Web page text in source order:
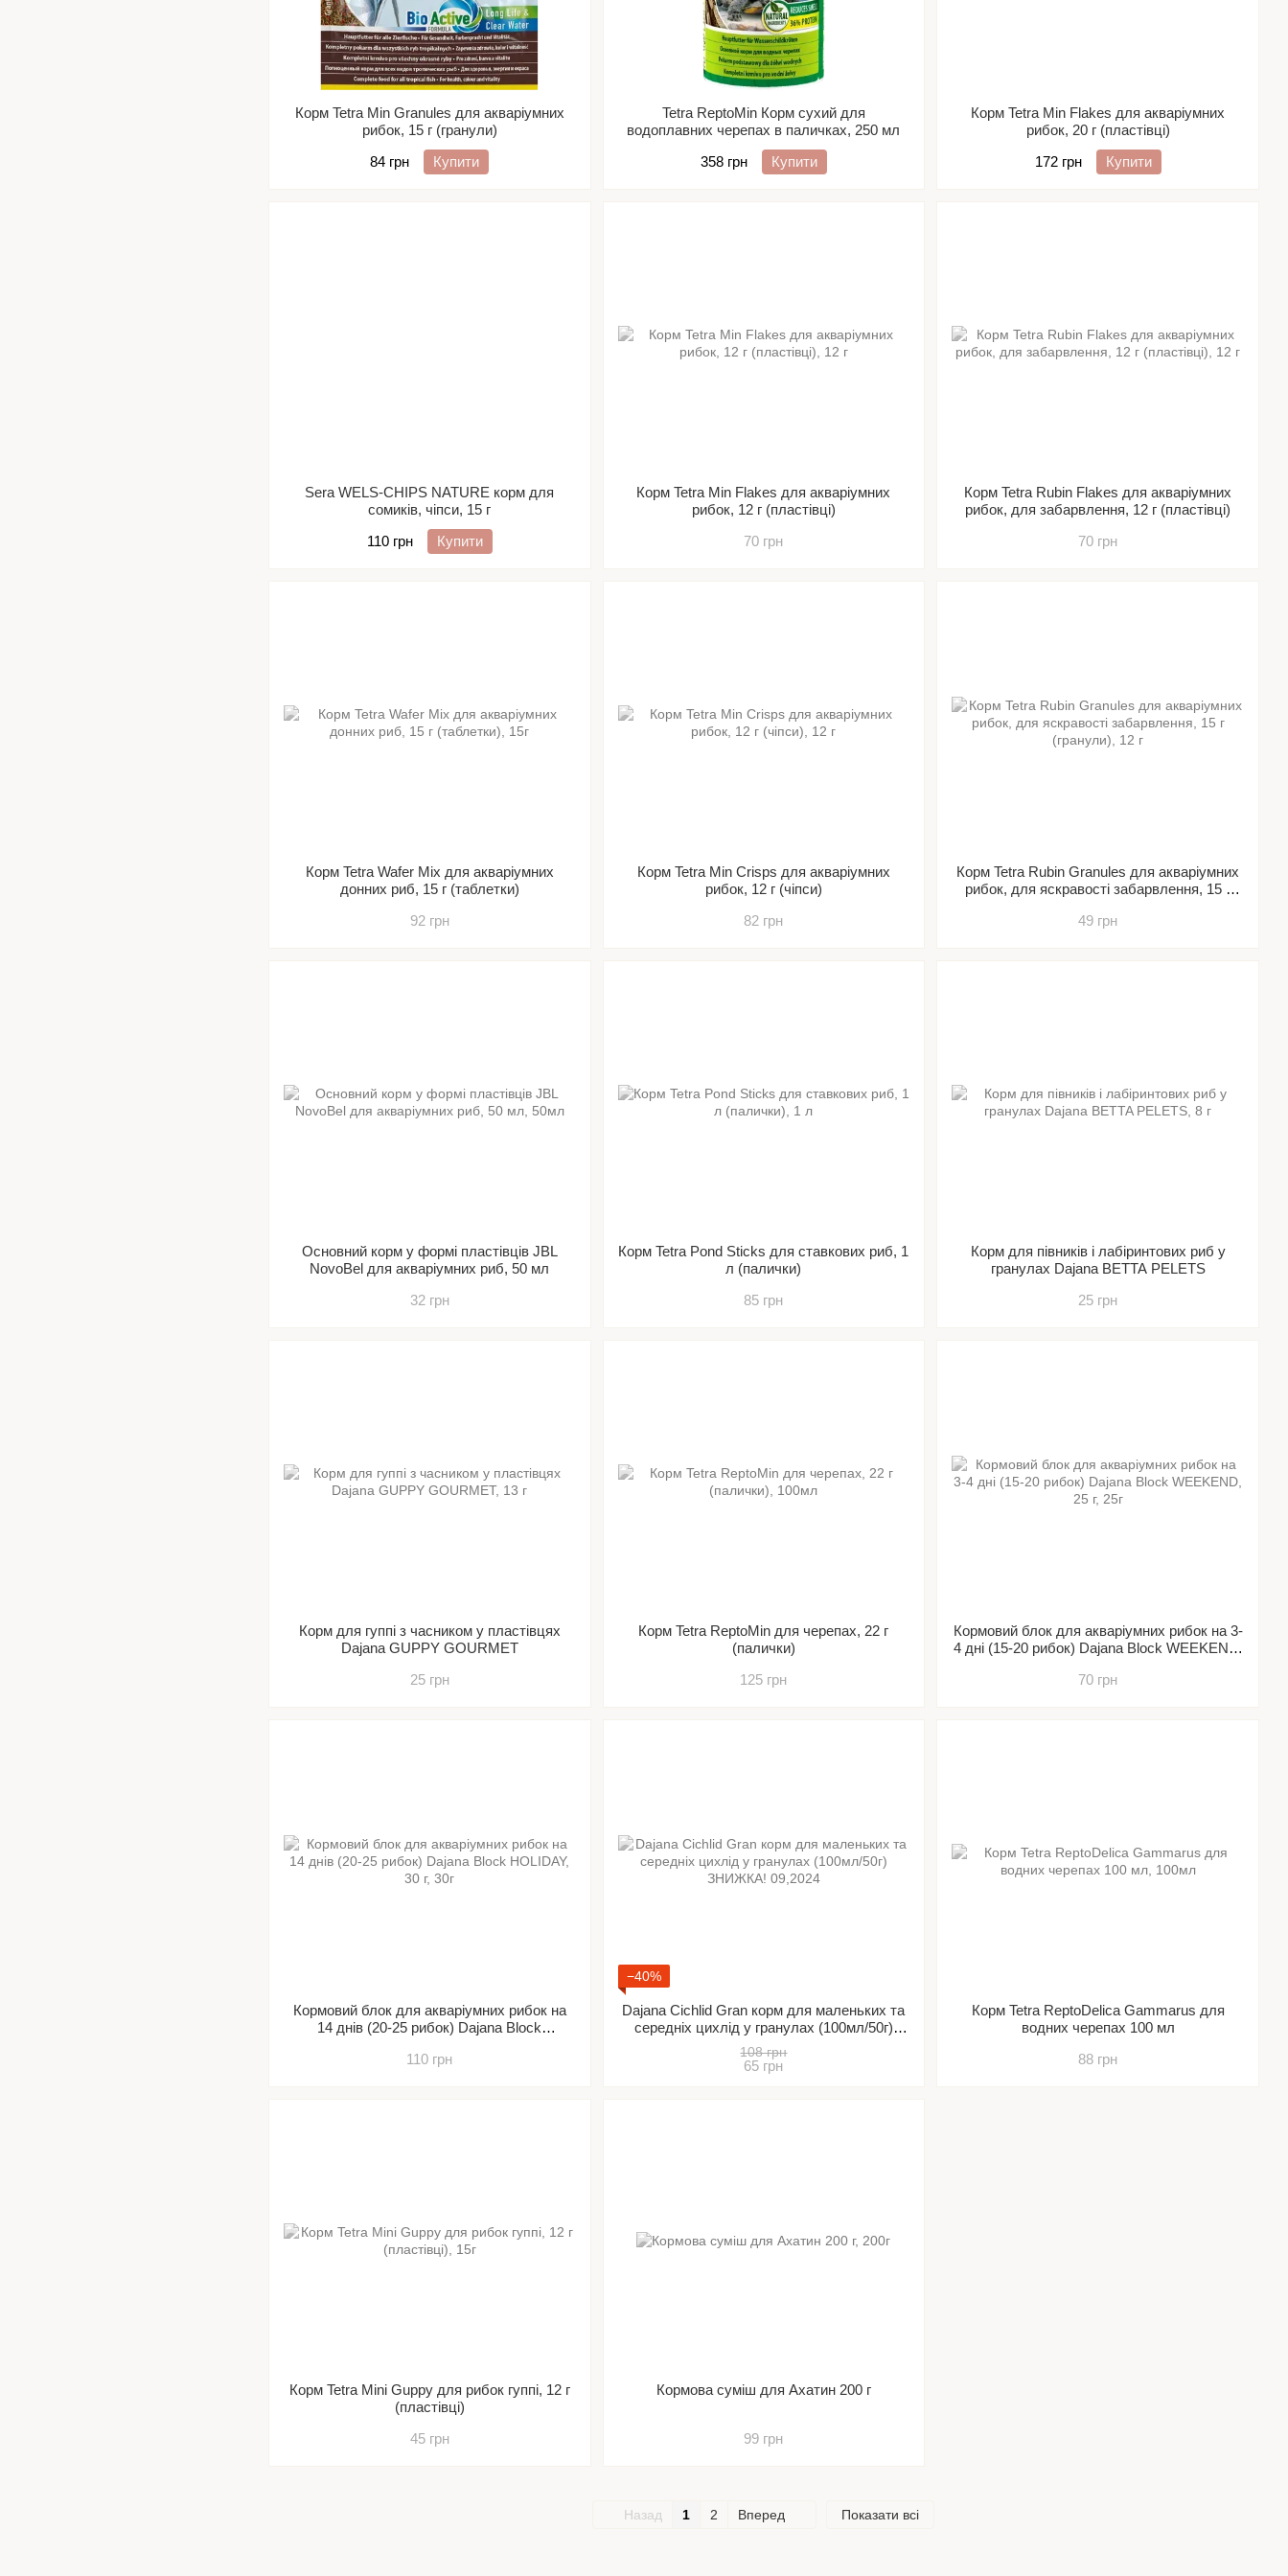
Корм Tetra Min Granules для акваріумних
рибок, 15 г (гранули)
84 грн
Купити
Tetra ReptoMin Корм сухий для
водоплавних черепах в паличках, 250 мл
358 грн
Купити
Корм Tetra Min Flakes для акваріумних
рибок, 20 г (пластівці)
172 грн
Купити
Sera WELS-CHIPS NATURE корм для
сомиків, чіпси, 15 г
110 грн
Купити
Корм Tetra Min Flakes для акваріумних
рибок, 12 г (пластівці)
70 грн
Корм Tetra Rubin Flakes для акваріумних
рибок, для забарвлення, 12 г (пластівці)
70 грн
Корм Tetra Wafer Mix для акваріумних
донних риб, 15 г (таблетки)
92 грн
Корм Tetra Min Crisps для акваріумних
рибок, 12 г (чіпси)
82 грн
Корм Tetra Rubin Granules для акваріумних
рибок, для яскравості забарвлення, 15 г
49 грн
Основний корм у формі пластівців JBL
NovoBel для акваріумних риб, 50 мл
32 грн
Корм Tetra Pond Sticks для ставкових риб, 1
л (палички)
85 грн
Корм для півників і лабіринтових риб у
гранулах Dajana BETTA PELETS
25 грн
Корм для гуппі з часником у пластівцях
Dajana GUPPY GOURMET
25 грн
Корм Tetra ReptoMin для черепах, 22 г
(палички)
125 грн
Кормовий блок для акваріумних рибок на 3-
4 дні (15-20 рибок) Dajana Block WEEKEND,
70 грн
Кормовий блок для акваріумних рибок на
14 днів (20-25 рибок) Dajana Block
110 грн
−40%
Dajana Cichlid Gran корм для маленьких та
середніх цихлід у гранулах (100мл/50г)
ЗНИЖКА! 09,2024
108 грн
65 грн
Корм Tetra ReptoDelica Gammarus для
водних черепах 100 мл
88 грн
Корм Tetra Mini Guppy для рибок гуппі, 12 г
(пластівці)
45 грн
Кормова суміш для Ахатин 200 г
99 грн
Назад 1 2 Вперед Показати всі